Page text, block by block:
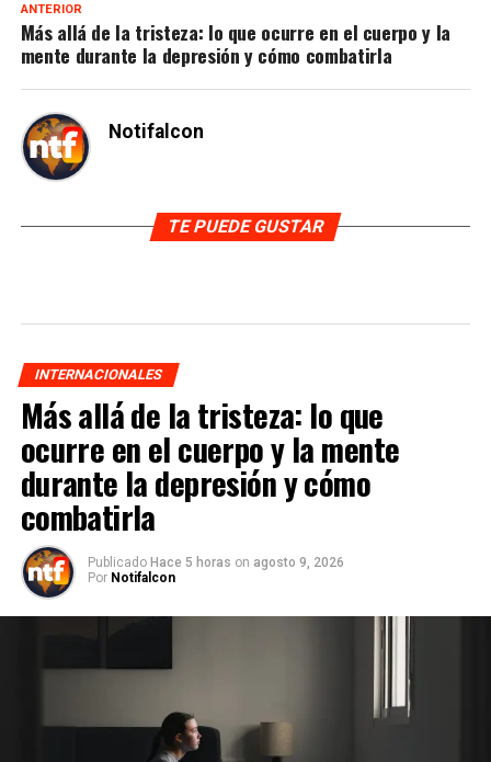
ANTERIOR
Más allá de la tristeza: lo que ocurre en el cuerpo y la
mente durante la depresión y cómo combatirla
Notifalcon
TE PUEDE GUSTAR
INTERNACIONALES
Más allá de la tristeza: lo que
ocurre en el cuerpo y la mente
durante la depresión y cómo
combatirla
Publicado Hace 5 horas on agosto 9, 2026
Por Notifalcon